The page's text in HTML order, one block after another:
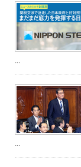
...
...